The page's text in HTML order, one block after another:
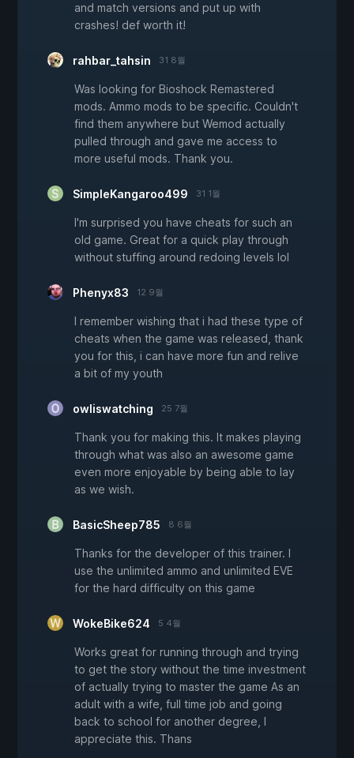
and match versions and put up with
crashes! def worth it!
rahbar_tahsin 31 8월
Was looking for Bioshock Remastered
mods. Ammo mods to be specific. Couldn't
find them anywhere but Wemod actually
pulled through and gave me access to
more useful mods. Thank you.
SimpleKangaroo499 31 1월
I'm surprised you have cheats for such an
old game. Great for a quick play through
without stuffing around redoing levels lol
Phenyx83 12 9월
I remember wishing that i had these type of
cheats when the game was released, thank
you for this, i can have more fun and relive
a bit of my youth
owliswatching 25 7월
Thank you for making this. It makes playing
through what was also an awesome game
even more enjoyable by being able to lay
as we wish.
BasicSheep785 8 6월
Thanks for the developer of this trainer. I
use the unlimited ammo and unlimited EVE
for the hard difficulty on this game
WokeBike624 5 4월
Works great for running through and trying
to get the story without the time investment
of actually trying to master the game As an
adult with a wife, full time job and going
back to school for another degree, I
appreciate this. Thans